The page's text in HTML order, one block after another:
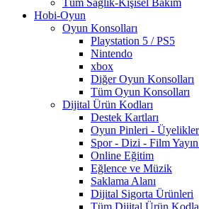
Tüm Sağlık-Kişisel Bakım
Hobi-Oyun
Oyun Konsolları
Playstation 5 / PS5
Nintendo
xbox
Diğer Oyun Konsolları
Tüm Oyun Konsolları
Dijital Ürün Kodları
Destek Kartları
Oyun Pinleri - Üyelikler
Spor - Dizi - Film
Online Eğitim
Eğlence ve Müzik
Saklama Alanı
Dijital Sigorta Ürünleri
Tüm Dijital Ürün